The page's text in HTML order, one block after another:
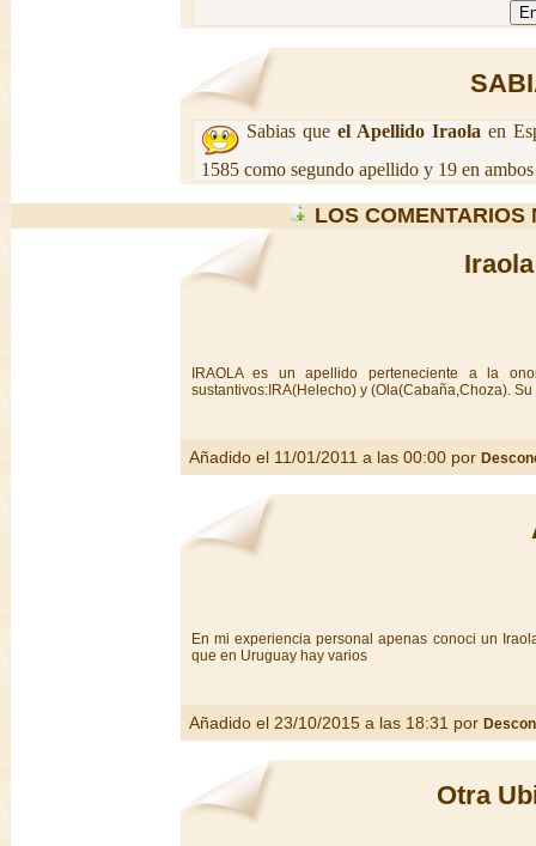
Sabias que el Apellido Iraola en
1585 como segundo apellido y 19 en
LOS
IRAOLA es un apellido perteneciente a la
sustantivos:IRA(Helecho) y (Ola(Cabaña,Choza).
Añadido el 11/01/2011 a las 00:00 por
En mi experiencia personal apenas conoci un
que en Uruguay hay varios
Añadido el 23/10/2015 a las 18:31 por
Otra